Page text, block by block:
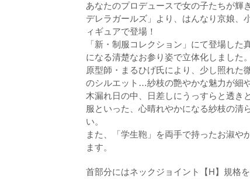
あなたのプロデュースで女の子たちが輝
デレラガールズ」より、はんなり京娘、
ィギュアで登場！
「新・制服コレクション」にて登場し
になる清楚なお参り姿で立体化しました。
原型師・まるひげ氏により、少し照れた
のシルエット…紗枝の艶やかな魅力が細
木漏れ日の中、日差しにうっすらと透き
服といった、心晴れやかになる紗枝の清
い。
また、「学生鞄」を両手で持ったお淑や
ます。
首部分にはネックジョイント【H】規格